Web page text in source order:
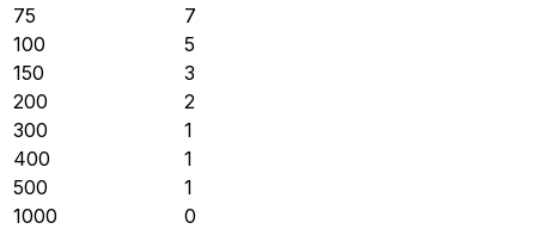
75
7
100
5
150
3
200
2
300
1
400
1
500
1
1000
0